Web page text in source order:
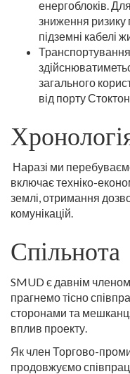
енергоблоків.
зниження ризику
підземні кабелі
загального
від порту
Наразі ми
включає техніко-
землі, отримання
комунікацій.
Спільнота
SMUD є давнім
прагнемо тісно
сторонами та
вплив проекту.
Як член Торгово-
продовжуємо